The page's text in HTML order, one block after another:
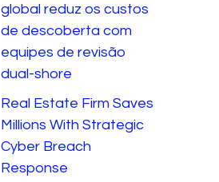
global reduz os custos
de descoberta com
equipes de revisão
dual-shore
Real Estate Firm Saves
Millions With Strategic
Cyber Breach
Response